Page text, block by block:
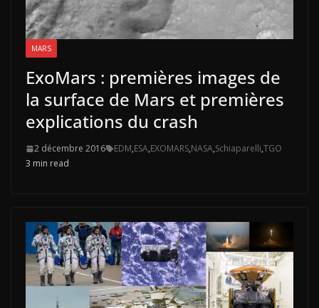
MARS
ExoMars : premières images de
la surface de Mars et premières
explications du crash
2 décembre 2016 EDM,ESA,EXOMARS,NASA,Schiaparelli,TGO
3 min read